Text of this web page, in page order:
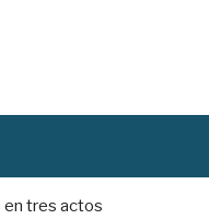
en tres actos